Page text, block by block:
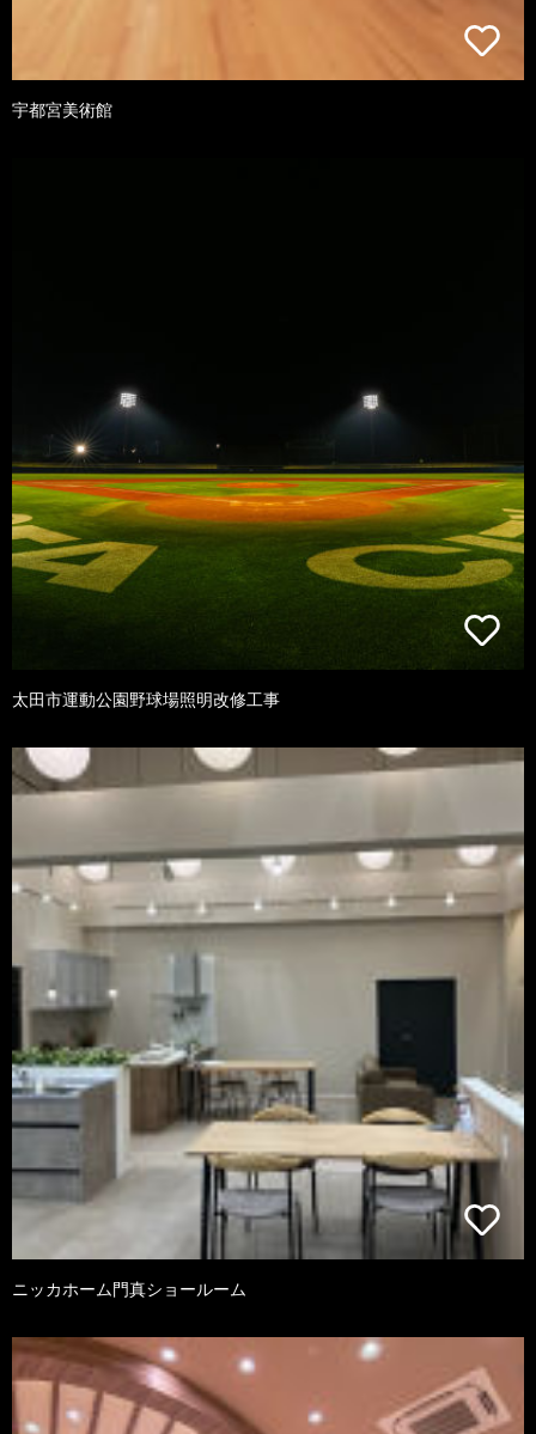
宇都宮美術館
太田市運動公園野球場照明改修工事
ニッカホーム門真ショールーム